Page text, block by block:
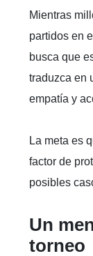
Mientras
partidos en
busca que
traduzca en
empatía y
La meta es
factor de
posibles
Un
torneo